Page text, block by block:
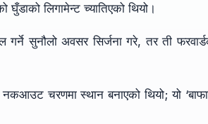
लिगामेन्ट च्यातिएको थियो।
सुनौलो अवसर सिर्जना गरे, तर ती
चरणमा स्थान बनाएको थियो; यो